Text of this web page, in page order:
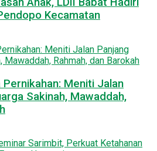
Kecamatan
Meniti Jalan
Sakinah, Mawaddah,